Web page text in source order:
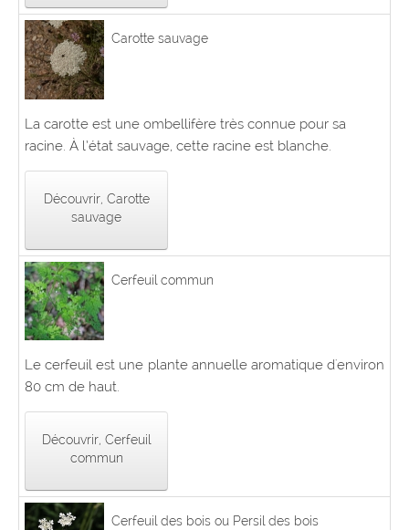
Carotte sauvage
La carotte est une ombellifère très connue pour sa
racine. À l’état sauvage, cette racine est blanche.
Découvrir, Carotte
sauvage
Cerfeuil commun
Le cerfeuil est une plante annuelle aromatique d'environ
80 cm de haut.
Découvrir, Cerfeuil
commun
Cerfeuil des bois ou Persil des bois